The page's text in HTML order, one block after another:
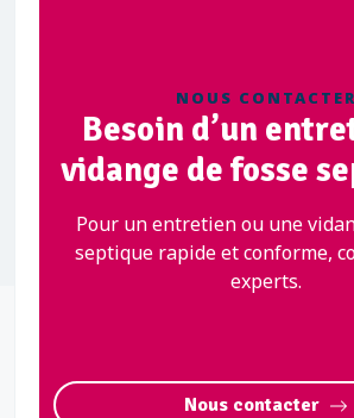
NOUS CONTACTER
Besoin d’un
vidange de fosse
Pour un entretien ou une
septique rapide et conforme,
experts.
Nous contacter